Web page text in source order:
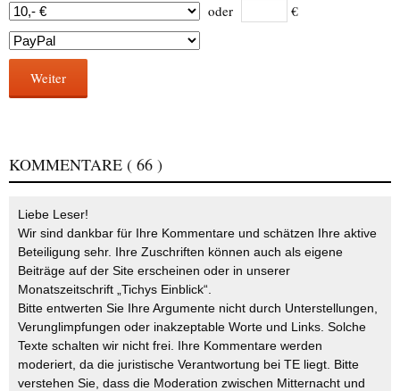
oder €
Weiter
KOMMENTARE ( 66 )
Liebe Leser!
Wir sind dankbar für Ihre Kommentare und schätzen Ihre aktive
Beteiligung sehr. Ihre Zuschriften können auch als eigene
Beiträge auf der Site erscheinen oder in unserer
Monatszeitschrift „Tichys Einblick“.
Bitte entwerten Sie Ihre Argumente nicht durch Unterstellungen,
Verunglimpfungen oder inakzeptable Worte und Links. Solche
Texte schalten wir nicht frei. Ihre Kommentare werden
moderiert, da die juristische Verantwortung bei TE liegt. Bitte
verstehen Sie, dass die Moderation zwischen Mitternacht und